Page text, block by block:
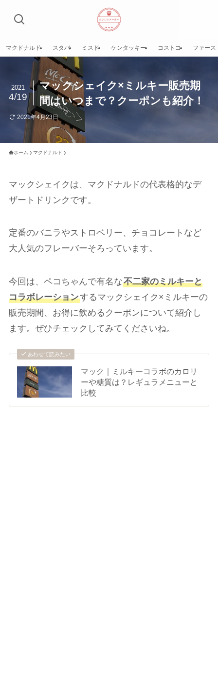
マクドナルド スタバ ミスド ケンタッキー コストコ ファース
マックシェイク×ミルキー販売期
間はいつまで？クーポンも紹介！
2021
4/19
2021年4月23日
ホーム マクドナルド
マックシェイクは、マクドナルドの代表格的なデ
ザートドリンクです。
定番のバニラやストロベリー、チョコレートなど
大人気のフレーバーそろっています。
今回は、ペコちゃんで有名な不二家のミルキーと
コラボレーションするマックシェイク×ミルキーの
販売期間、お得に飲めるクーポンについて紹介し
ます。ぜひチェックしてみてくださいね。
あわせて読みたい
マック｜ミルキーコラボのカロリ
ーや糖質は？レギュラメニューと
比較